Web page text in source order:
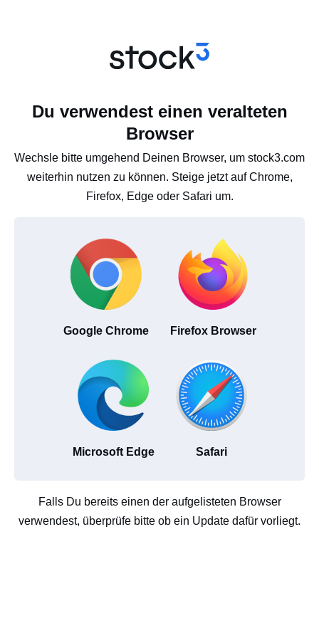
Du verwendest einen veralteten
Browser
Wechsle bitte umgehend Deinen Browser, um stock3.com
weiterhin nutzen zu können. Steige jetzt auf Chrome,
Firefox, Edge oder Safari um.
Google Chrome Firefox Browser
Microsoft Edge Safari
Falls Du bereits einen der aufgelisteten Browser
verwendest, überprüfe bitte ob ein Update dafür vorliegt.